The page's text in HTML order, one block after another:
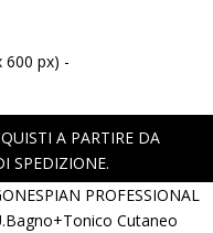
A PARTIRE DA
SPEDIZIONE.
PROFESSIONAL
Cutaneo